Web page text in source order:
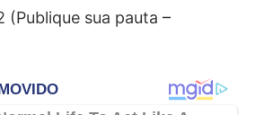
(Publique sua pauta –